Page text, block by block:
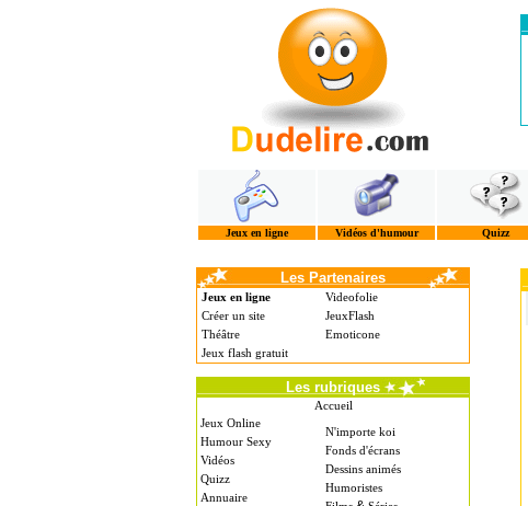
Jeux en ligne Vidéos d'humour Quizz
Les Partenaires
Jeux en ligne
Créer un site
Théâtre
Jeux flash gratuit
Videofolie
JeuxFlash
Emoticone
Les rubriques
Accueil
Jeux Online
Humour Sexy
Vidéos
Quizz
Annuaire
N'importe koi
Fonds d'écrans
Dessins animés
Humoristes